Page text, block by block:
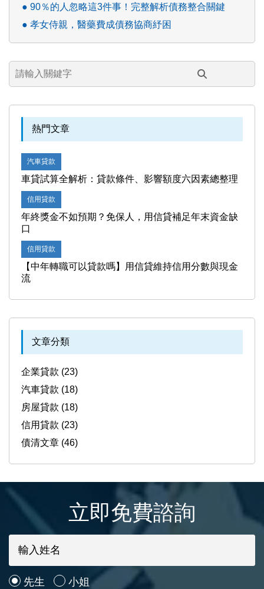
90％的人忽略這3件事！完整解析債務整合關鍵
孝女侍親，醫藥費成債務協商紓困
熱門文章
汽車貸款
車貸試算全解析：貸款條件、影響額度六因素總整理
信用貸款
年終獎金不如預期？免保人，用信貸補足年末資金缺
口
信用貸款
【中年轉職可以貸款嗎】用信貸維持信用分數與現金
流
文章分類
企業貸款 (23)
汽車貸款 (18)
房屋貸款 (18)
信用貸款 (23)
債清文章 (46)
立即免費諮詢
先生 小姐